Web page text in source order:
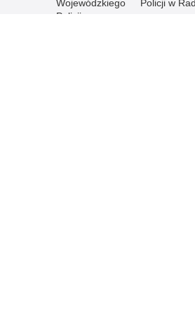
Wojewódzkiego
Policji
Policji w